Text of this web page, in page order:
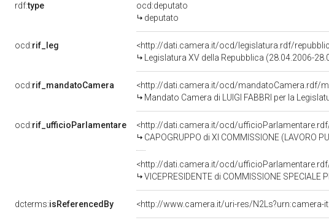
rdf:type
ocd:deputato
deputato
ocd:rif_leg
<http://dati.camera.it/ocd/legislatura.rdf/
Legislatura XV della Repubblica (28.04.2006-
ocd:rif_mandatoCamera
<http://dati.camera.it/ocd/mandatoCamera.rdf/
Mandato Camera di LUIGI FABBRI per la
ocd:rif_ufficioParlamentare
<http://dati.camera.it/ocd/
CAPOGRUPPO di XI COMMISSIONE (LAVORO
<http://dati.camera.it/ocd/
VICEPRESIDENTE di COMMISSIONE SPECIALE
dcterms:isReferencedBy <http://www.camera.it/uri-res/N2Ls?urn:camera-